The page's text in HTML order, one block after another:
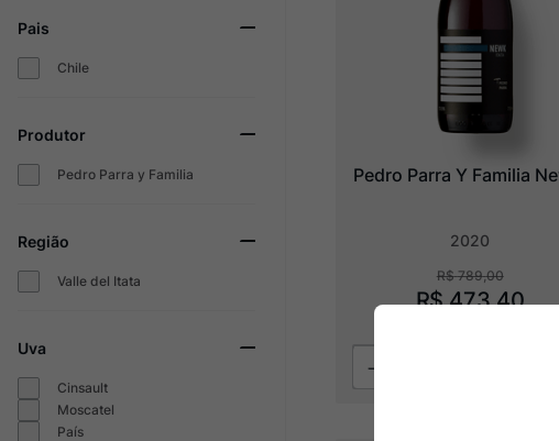
Pais
Chile
Produtor
Pedro Parra y Familia
Região
Valle del Itata
Uva
Cinsault
Moscatel
País
Pedro Parra Y Familia
2020
R$ 789,00
R$ 473,40